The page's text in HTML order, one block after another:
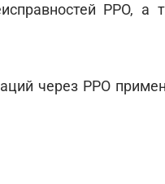
РРО, а
через РРО